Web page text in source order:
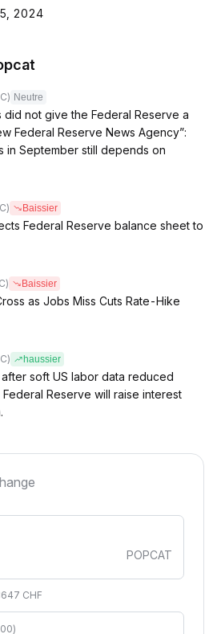
2024
Neutre
did not give the Federal Reserve a
Federal Reserve News Agency”:
in September still depends on
Baissier
Federal Reserve balance sheet to
Baissier
as Jobs Miss Cuts Rate-Hike
haussier
soft US labor data reduced
Reserve will raise interest
POPCAT
CHF